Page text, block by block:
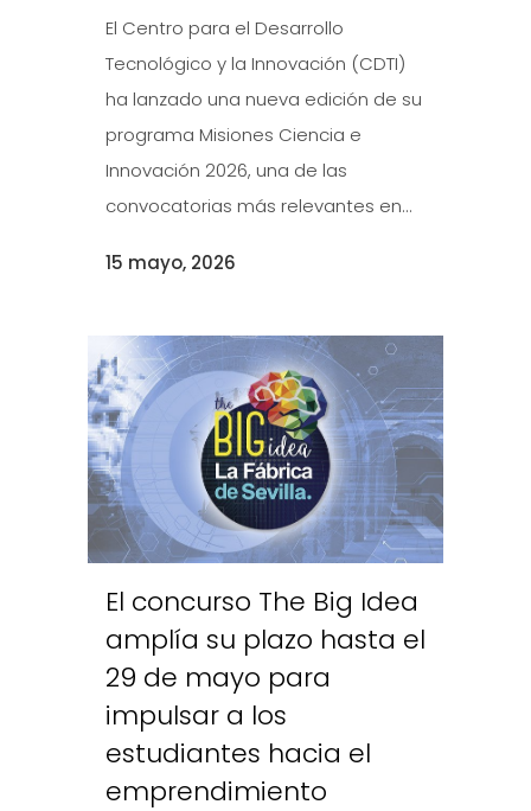
El Centro para el Desarrollo
Tecnológico y la Innovación (CDTI)
ha lanzado una nueva edición de su
programa Misiones Ciencia e
Innovación 2026, una de las
convocatorias más relevantes en...
15 mayo, 2026
El concurso The Big Idea
amplía su plazo hasta el
29 de mayo para
impulsar a los
estudiantes hacia el
emprendimiento